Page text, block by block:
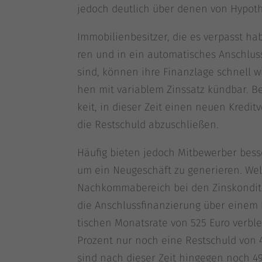
jedoch deut­lich über denen von
Immo­bi­li­en­be­sit­zer, die es ver­passt
ren und in ein auto­ma­ti­sches
sind, kön­nen ihre Finanz­la­ge schnell
hen mit varia­blem Zins­satz künd­bar.
keit, in die­ser Zeit einen neu­en
die Rest­schuld abzuschließen.
Häu­fig bie­ten jedoch Mit­be­wer­ber
um ein Neu­ge­schäft zu gene­rie­ren.
Nach­kom­ma­be­reich bei den
die Anschluss­fi­nan­zie­rung über
ti­schen Monats­ra­te von 525 Euro
Pro­zent nur noch eine Rest­schuld von
sind nach die­ser Zeit hin­ge­gen noch